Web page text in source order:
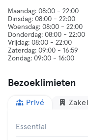
Maandag: 08:00 - 22:00
Dinsdag: 08:00 - 22:00
Woensdag: 08:00 - 22:00
Donderdag: 08:00 - 22:00
Vrijdag: 08:00 - 22:00
Zaterdag: 09:00 - 16:59
Bezoeklimieten
Privé
Essential